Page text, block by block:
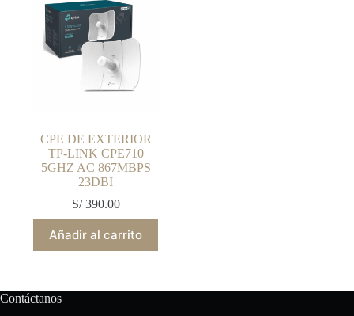
CPE DE EXTERIOR
TP-LINK CPE710
5GHZ AC 867MBPS
23DBI
S/390.00
Añadir al carrito
Contáctanos